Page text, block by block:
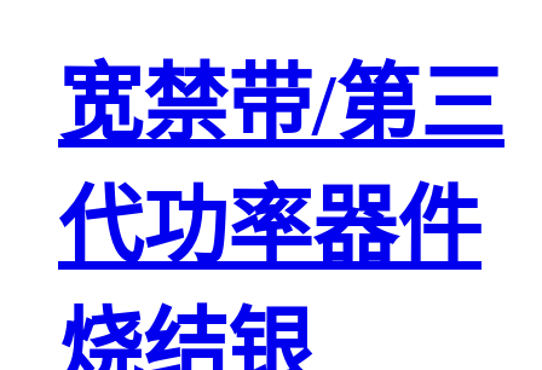
宽禁带/第三
代功率器件
烧结银